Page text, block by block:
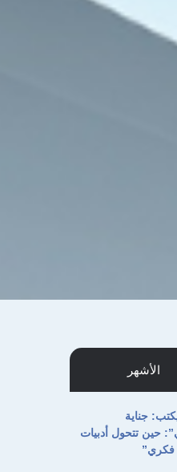
الأشهر
جناية
حين تتحول أدبيات
فكري”